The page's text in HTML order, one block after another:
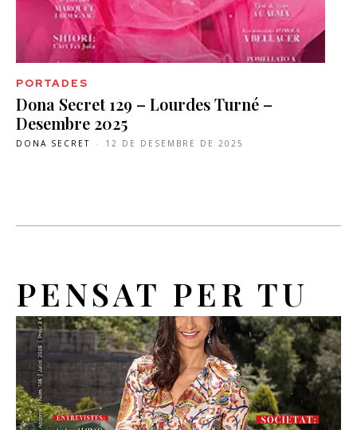
PORTADES
Dona Secret 129 – Lourdes Turné –
Desembre 2025
DONA SECRET - 12 DE DESEMBRE DE 2025
PENSAT PER TU